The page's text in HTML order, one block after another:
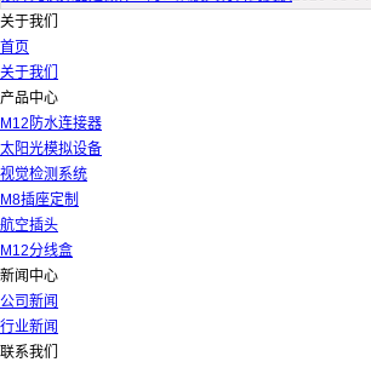
关于我们
首页
关于我们
产品中心
M12防水连接器
太阳光模拟设备
视觉检测系统
M8插座定制
航空插头
M12分线盒
新闻中心
公司新闻
行业新闻
联系我们